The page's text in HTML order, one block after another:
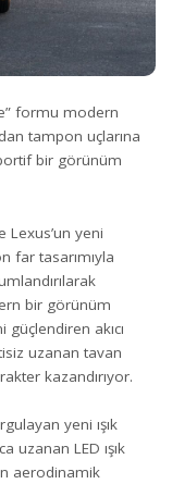
formu modern
tampon uçlarına
bir görünüm
Lexus’un yeni
far tasarımıyla
bir görünüm
akıcı
uzanan tavan
kazandırıyor.
yeni ışık
uzanan LED ışık
aerodinamik